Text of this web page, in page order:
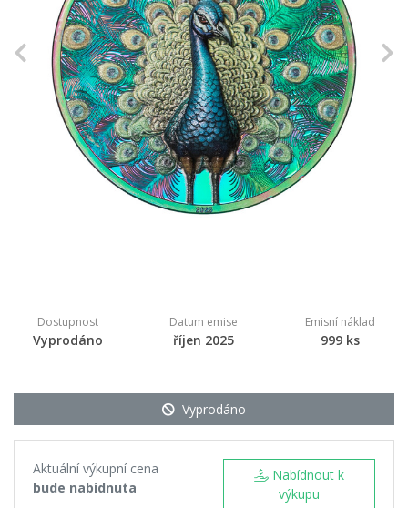
Previous
Dostupnost
Vyprodáno
Datum emise
říjen 2025
Emisní náklad
999 ks
Vyprodáno
Aktuální výkupní cena
bude nabídnuta
výkupu